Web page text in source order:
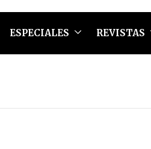
ESPECIALES REVISTAS